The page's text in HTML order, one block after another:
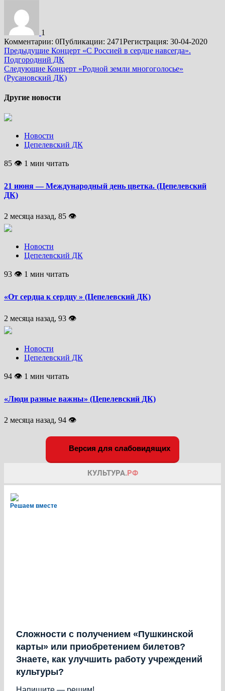
1
Комментарии: 0Публикации: 2471Регистрация: 30-04-2020
Подробнее
Предыдущие Концерт «С Россией в сердце навсегда».
Подгородний ДК
Следующие Концерт «Родной земли многоголосье»
(Русановский ДК)
Другие новости
Новости
Цепелевский ДК
85 👁 1 мин читать
21 июня — Международный день цветка. (Цепелевский
ДК)
2 месяца назад, 85 👁
Новости
Цепелевский ДК
93 👁 1 мин читать
«От сердца к сердцу » (Цепелевский ДК)
2 месяца назад, 93 👁
Новости
Цепелевский ДК
94 👁 1 мин читать
«Люди разные важны» (Цепелевский ДК)
2 месяца назад, 94 👁
Версия для слабовидящих
Решаем вместе
Сложности с получением «Пушкинской
карты» или приобретением билетов?
Знаете, как улучшить работу учреждений
культуры?